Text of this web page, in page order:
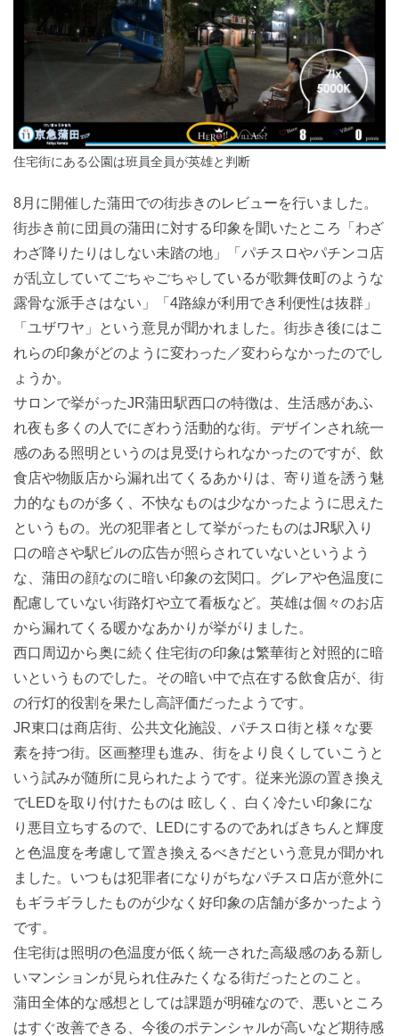
住宅街にある公園は班員全員が英雄と判断
8月に開催した蒲田での街歩きのレビューを行いました。
街歩き前に団員の蒲田に対する印象を聞いたところ「わざ
わざ降りたりはしない未踏の地」「パチスロやパチンコ店
が乱立していてごちゃごちゃしているが歌舞伎町のような
露骨な派手さはない」「4路線が利用でき利便性は抜群」
「ユザワヤ」という意見が聞かれました。街歩き後にはこ
れらの印象がどのように変わった／変わらなかったのでし
ょうか。
サロンで挙がったJR蒲田駅西口の特徴は、生活感があふ
れ夜も多くの人でにぎわう活動的な街。デザインされ統一
感のある照明というのは見受けられなかったのですが、飲
食店や物販店から漏れ出てくるあかりは、寄り道を誘う魅
力的なものが多く、不快なものは少なかったように思えた
というもの。光の犯罪者として挙がったものはJR駅入り
口の暗さや駅ビルの広告が照らされていないというよう
な、蒲田の顔なのに暗い印象の玄関口。グレアや色温度に
配慮していない街路灯や立て看板など。英雄は個々のお店
から漏れてくる暖かなあかりが挙がりました。
西口周辺から奥に続く住宅街の印象は繁華街と対照的に暗
いというものでした。その暗い中で点在する飲食店が、街
の行灯的役割を果たし高評価だったようです。
JR東口は商店街、公共文化施設、パチスロ街と様々な要
素を持つ街。区画整理も進み、街をより良くしていこうと
いう試みが随所に見られたようです。従来光源の置き換え
でLEDを取り付けたものは 眩しく、白く冷たい印象にな
り悪目立ちするので、LEDにするのであればきちんと輝度
と色温度を考慮して置き換えるべきだという意見が聞かれ
ました。いつもは犯罪者になりがちなパチスロ店が意外に
もギラギラしたものが少なく好印象の店舗が多かったよう
です。
住宅街は照明の色温度が低く統一された高級感のある新し
いマンションが見られ住みたくなる街だったとのこと。
蒲田全体的な感想としては課題が明確なので、悪いところ
はすぐ改善できる、今後のポテンシャルが高いなど期待感